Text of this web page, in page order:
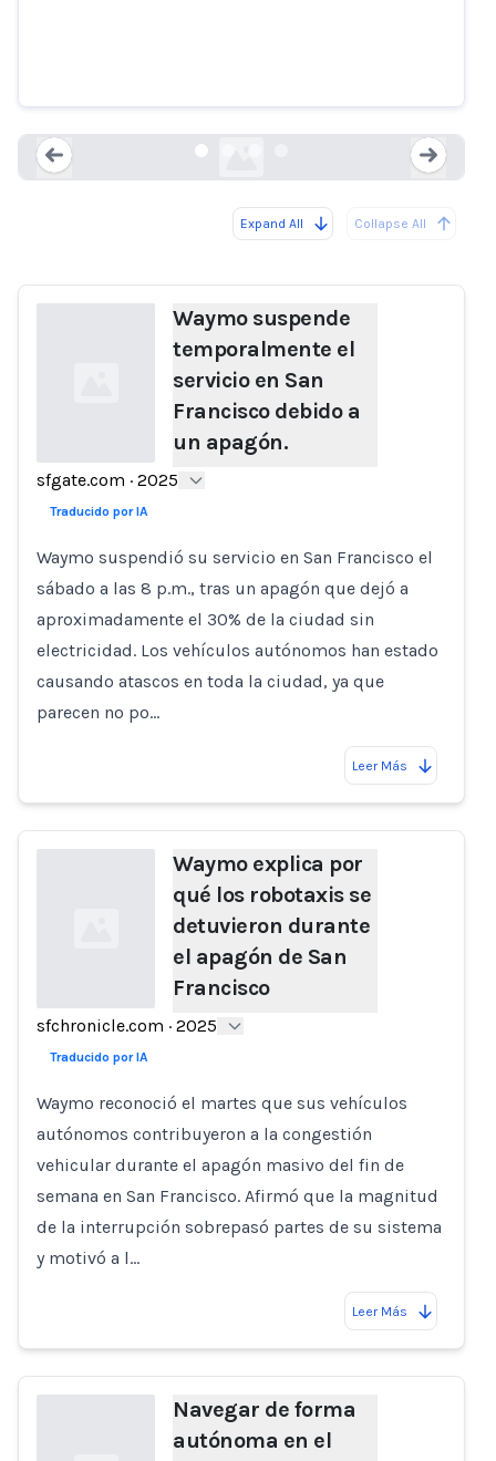
Expand All Collapse All
Loading...
Waymo suspende
temporalmente el
servicio en San
Francisco debido a
un apagón.
sfgate.com · 2025
Traducido por IA
Waymo suspendió su servicio en San Francisco el
sábado a las 8 p.m., tras un apagón que dejó a
aproximadamente el 30% de la ciudad sin
electricidad. Los vehículos autónomos han estado
causando atascos en toda la ciudad, ya que
parecen no po…
Leer Más
Loading...
Waymo explica por
qué los robotaxis se
detuvieron durante
el apagón de San
Francisco
sfchronicle.com · 2025
Traducido por IA
Waymo reconoció el martes que sus vehículos
autónomos contribuyeron a la congestión
vehicular durante el apagón masivo del fin de
semana en San Francisco. Afirmó que la magnitud
de la interrupción sobrepasó partes de su sistema
y motivó a l…
Leer Más
Navegar de forma
autónoma en el